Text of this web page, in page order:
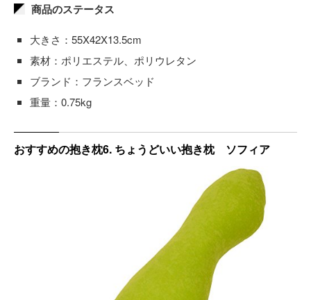
商品のステータス
大きさ：55X42X13.5cm
素材：ポリエステル、ポリウレタン
ブランド：フランスベッド
重量：0.75kg
おすすめの抱き枕6. ちょうどいい抱き枕 ソフィア